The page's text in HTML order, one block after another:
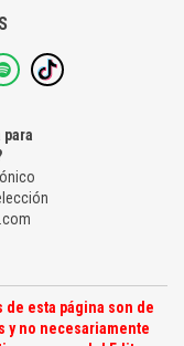
esta página son de
y no necesariamente